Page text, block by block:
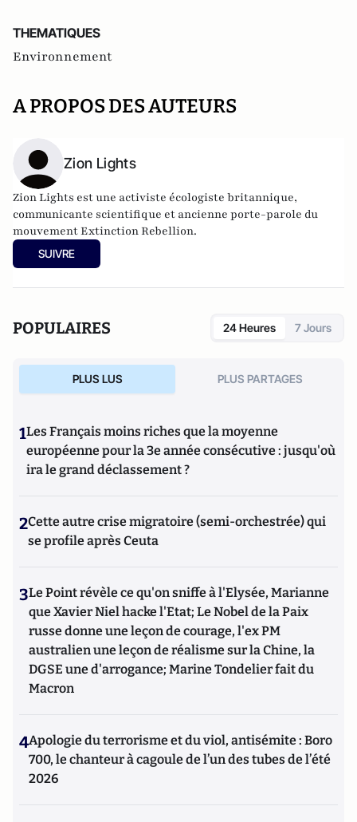
THEMATIQUES
Environnement
A PROPOS DES AUTEURS
Zion Lights
Zion Lights est une activiste écologiste britannique,
communicante scientifique et ancienne porte-parole du
mouvement Extinction Rebellion.
SUIVRE
POPULAIRES 24 Heures 7 Jours
PLUS LUS PLUS PARTAGES
1Les Français moins riches que la moyenne
européenne pour la 3e année consécutive : jusqu'où
ira le grand déclassement ?
2Cette autre crise migratoire (semi-orchestrée) qui
se profile après Ceuta
3Le Point révèle ce qu'on sniffe à l'Elysée, Marianne
que Xavier Niel hacke l'Etat; Le Nobel de la Paix
russe donne une leçon de courage, l'ex PM
australien une leçon de réalisme sur la Chine, la
DGSE une d'arrogance; Marine Tondelier fait du
Macron
4Apologie du terrorisme et du viol, antisémite : Boro
700, le chanteur à cagoule de l’un des tubes de l’été
2026